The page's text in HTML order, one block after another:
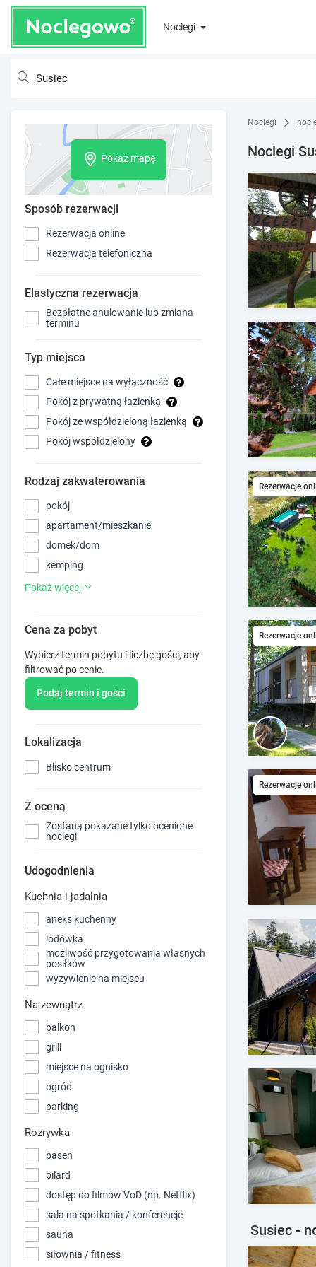
Noclegi
Pokaż mapę
Sposób rezerwacji
Rezerwacja online
Rezerwacja telefoniczna
Elastyczna rezerwacja
Bezpłatne anulowanie lub zmiana
terminu
Typ miejsca
Całe miejsce na wyłączność
Pokój z prywatną łazienką
Pokój ze współdzieloną łazienką
Pokój współdzielony
Rodzaj zakwaterowania
pokój
apartament/mieszkanie
domek/dom
kemping
Pokaż więcej
Cena za pobyt
Wybierz termin pobytu i liczbę gości, aby
filtrować po cenie.
Podaj termin i gości
Lokalizacja
Blisko centrum
Z oceną
Zostaną pokazane tylko ocenione
noclegi
Udogodnienia
Kuchnia i jadalnia
aneks kuchenny
lodówka
możliwość przygotowania własnych
posiłków
wyżywienie na miejscu
Na zewnątrz
balkon
grill
miejsce na ognisko
ogród
parking
Rozrywka
basen
bilard
dostęp do filmów VoD (np. Netflix)
sala na spotkania / konferencje
sauna
siłownia / fitness
Noclegi
Noclegi
Rezerwacje
Rezerwacje
Rezerwacje
Susiec -